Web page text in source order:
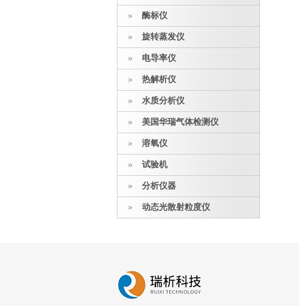
酶标仪
旋转蒸发仪
电导率仪
热解析仪
水质分析仪
美国华瑞气体检测仪
溶氧仪
试验机
分析仪器
动态光散射粒度仪